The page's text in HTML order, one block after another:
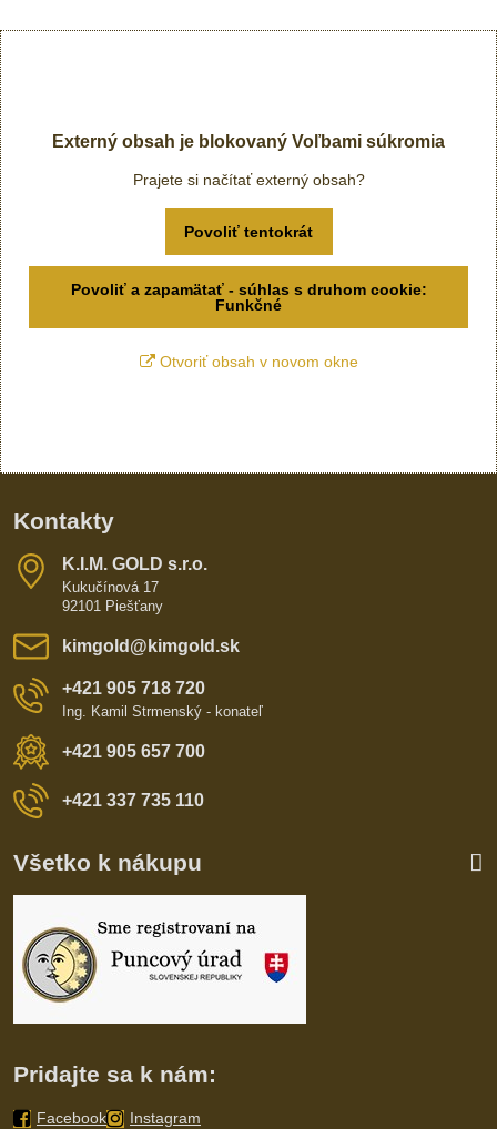
Externý obsah je blokovaný Voľbami súkromia
Prajete si načítať externý obsah?
Povoliť tentokrát
Povoliť a zapamätať - súhlas s druhom cookie:
Funkčné
Otvoriť obsah v novom okne
Kontakty
K​​.I​​.M​​. GOLD s​​.r​​.o​​.
Kukučínová 17
92101 Piešťany
kimgold​@kimgold​.sk
+421 905 718 720
Ing. Kamil Strmenský - konateľ
+421 905 657 700
+421 337 735 110
Všetko k nákupu
Pridajte sa k nám:
Facebook Instagram